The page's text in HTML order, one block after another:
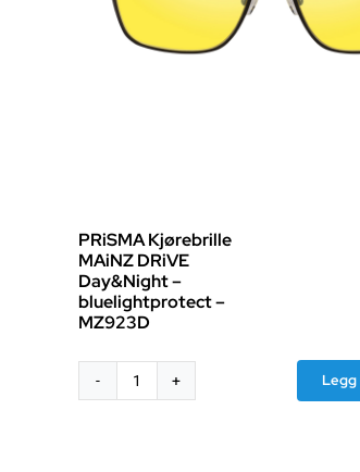
PRiSMA Kjørebrille
MAiNZ DRiVE
Day&Night –
bluelightprotect –
MZ923D
PRiSMA
Legg